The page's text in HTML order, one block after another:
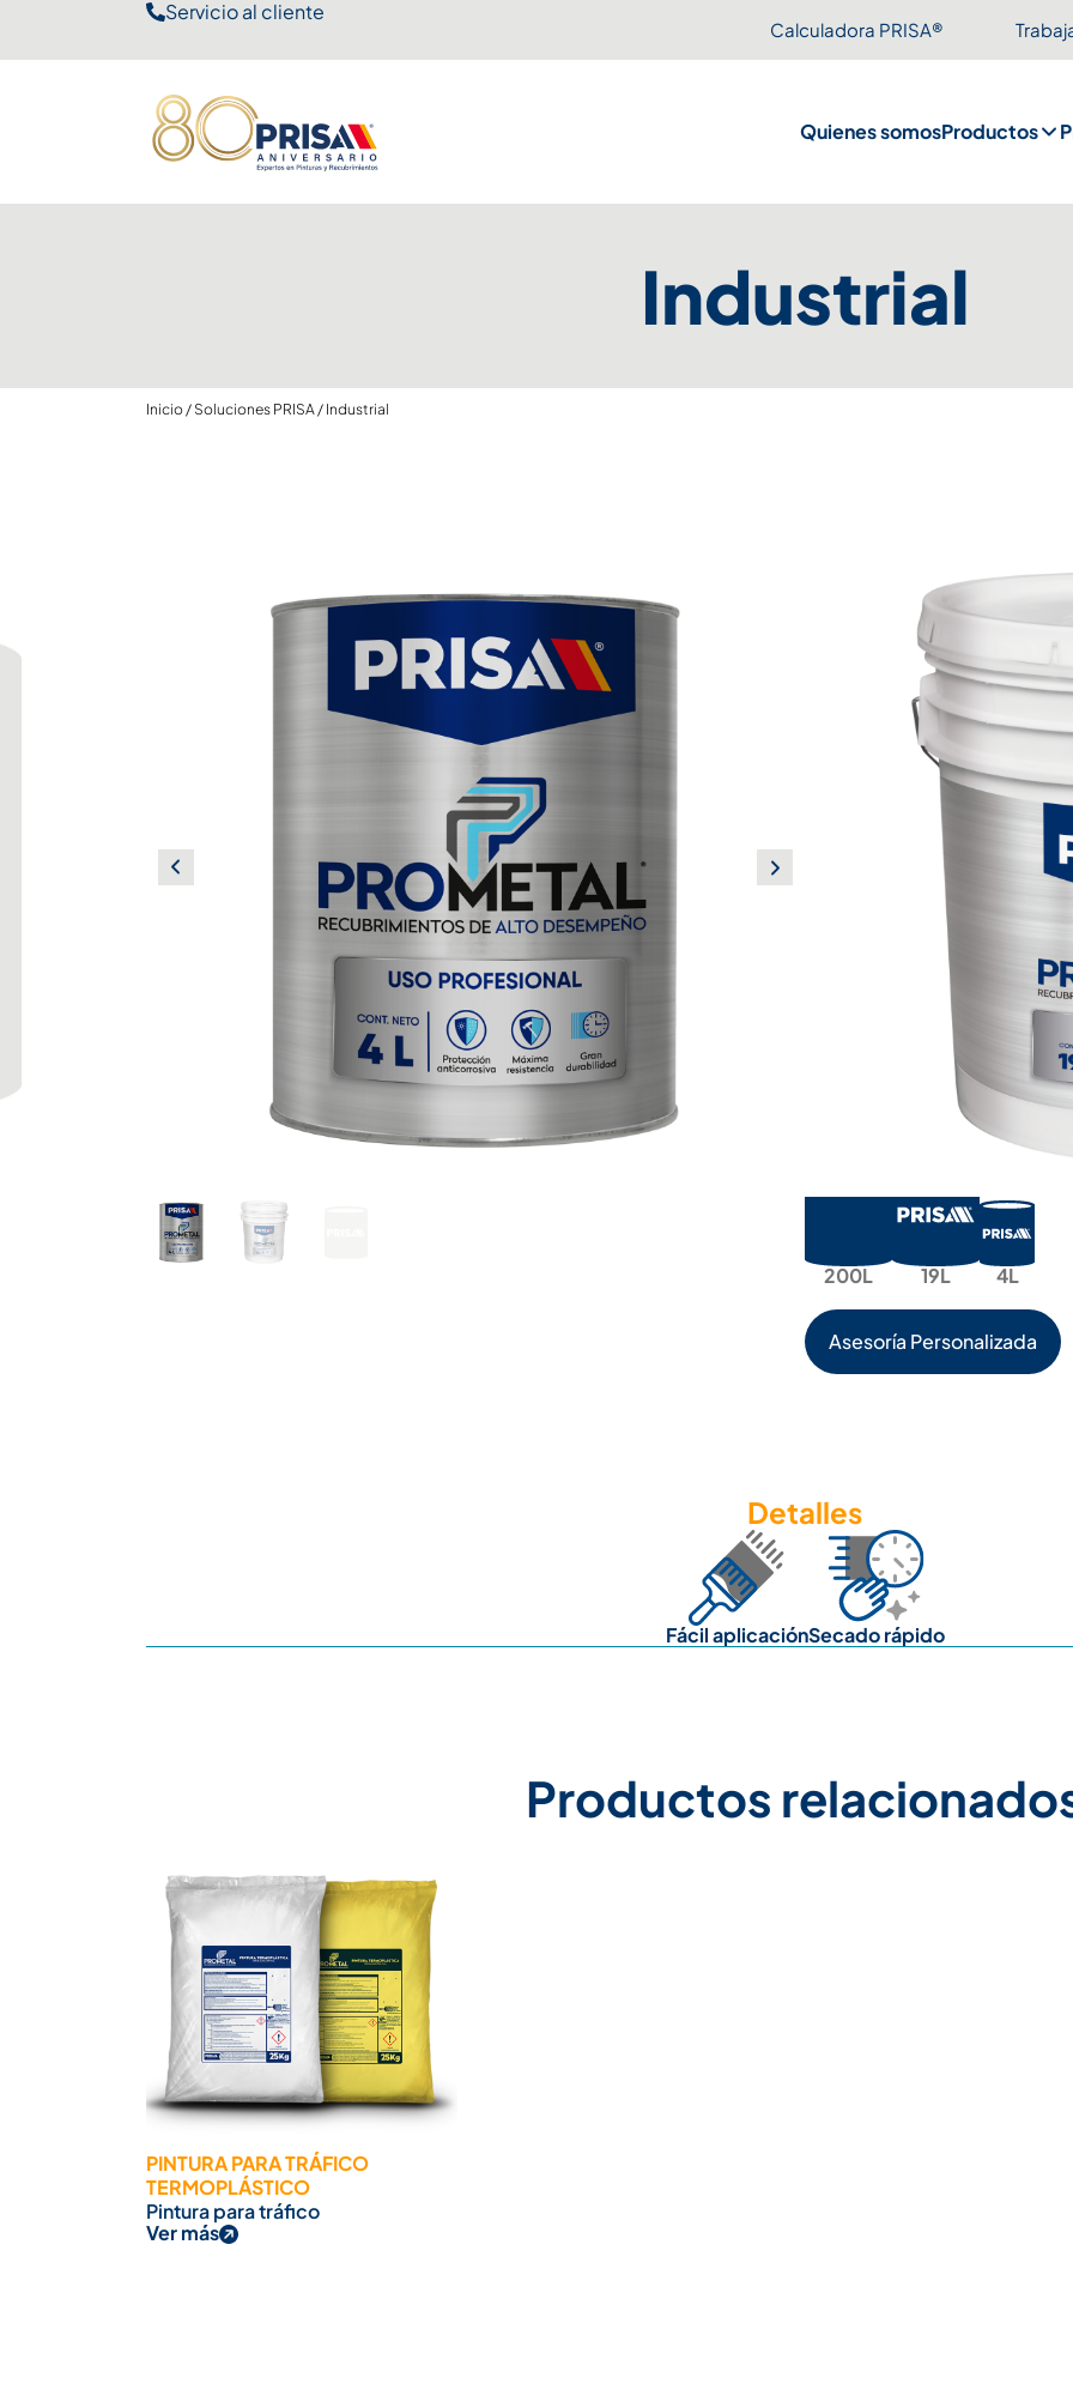
Servicio al cliente
Calculadora PRISA®
Quienes somosProductos
Industrial
Inicio/ Soluciones PRISA/ Industrial
PINTURA
AGUA
Pintura para tráfico
Recubrimiento base agua
excelente resistencia a la
concreto como al asfalto,
el rodamiento y el paso del
es de fácil aplicación.
Gran adherencia sobre
Alta visibilidad
Usos principales:
Ideal para la realización de
tránsito, cajones de
calles, avenidas, cruceros,
Ideal para pintar:
Señalamientos viales en
Colores de línea:
200L 19L 4L
Asesoría Personalizada
Detalles
Fácil aplicaciónSecado rápido
Productos
PINTURA PARA TRÁFICO
TERMOPLÁSTICO
Pintura para tráfico
Ver más